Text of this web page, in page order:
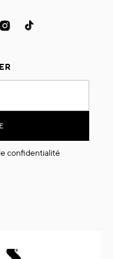
confidentialité